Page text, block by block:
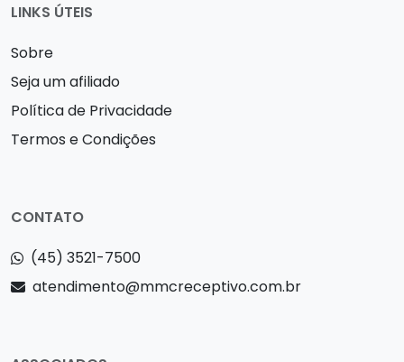
LINKS ÚTEIS
Sobre
Seja um afiliado
Política de Privacidade
Termos e Condições
CONTATO
(45) 3521-7500
atendimento@mmcreceptivo.com.br